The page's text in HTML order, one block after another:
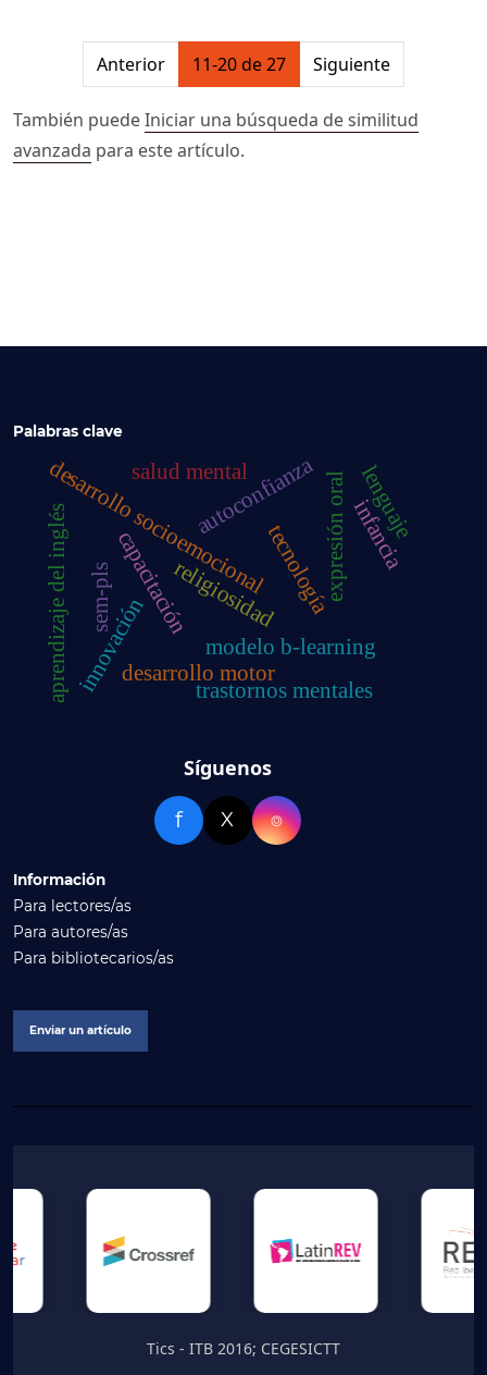
##issue.pagination##
Anterior 11-20 de 27 Siguiente
También puedeIniciar una búsqueda de similitud
avanzada para este artículo.
Palabras clave
modelo b-learning
tecnología
capacitación
innovación
desarrollo socioemocional
aprendizaje del inglés expresión oral
autoconfianza
desarrollo motor
salud mental
trastornos mentales
religiosidad
sem-pls
infancia
lenguaje
Síguenos
f X ⌾
Información
Para lectores/as
Para autores/as
Para bibliotecarios/as
Enviar un artículo
Tics - ITB 2016; CEGESICTT